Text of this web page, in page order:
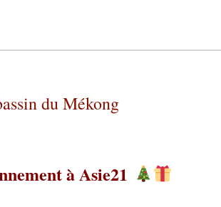
du Mékong
à Asie21